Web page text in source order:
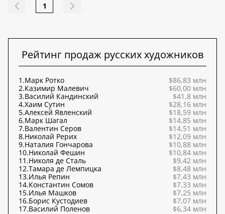
1
Рейтинг продаж русских художников
1.Марк Ротко
$86,83 млн
2.Казимир Малевич
$60,00 млн
3.Василий Кандинский
$41,8 млн
4.Хаим Сутин
$28,16 млн
5.Алексей Явленский
$18,59 млн
6.Марк Шагал
$14,85 млн
7.Валентин Серов
$14,51 млн
8.Николай Рерих
$12,09 млн
9.Наталия Гончарова
$10,88 млн
10.Николай Фешин
$10,84 млн
11.Николя де Сталь
$9,42 млн
12.Тамара де Лемпицка
$8,48 млн
13.Илья Репин
$7,43 млн
14.Константин Сомов
$7,33 млн
15.Илья Машков
$7,25 млн
16.Борис Кустодиев
$7,07 млн
17.Василий Поленов
$6,34 млн